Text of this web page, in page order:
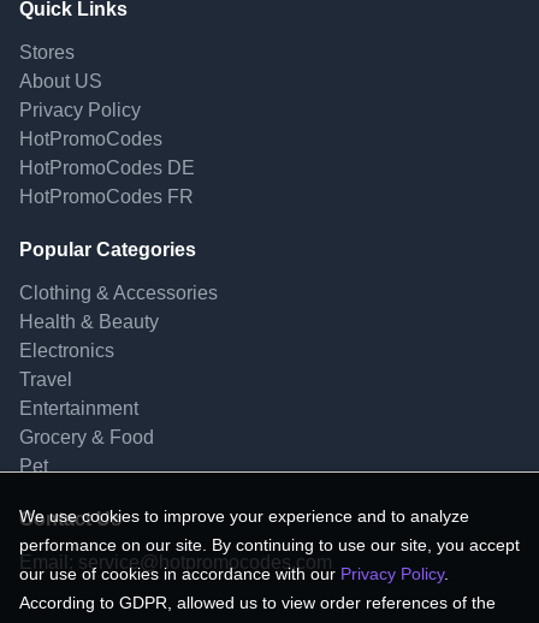
Quick Links
Stores
About US
Privacy Policy
HotPromoCodes
HotPromoCodes DE
HotPromoCodes FR
Popular Categories
Clothing & Accessories
Health & Beauty
Electronics
Travel
Entertainment
Grocery & Food
Pet
Contact Us
Email: service@hotpromocodes.com
We use cookies to improve your experience and to analyze
performance on our site. By continuing to use our site, you accept
our use of cookies in accordance with our Privacy Policy.
According to GDPR, allowed us to view order references of the